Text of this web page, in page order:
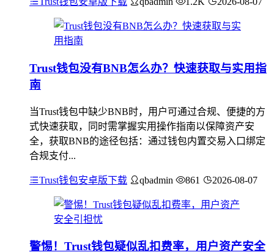
Trust钱包没有BNB怎么办？快速获取与实用指
南
当Trust钱包中缺少BNB时，用户可通过合规、便捷的方
式快速获取，同时需掌握实用操作指南以保障资产安
全，获取BNB的途径包括：通过钱包内置交易入口绑定
合规支付...
Trust钱包安卓版下载 qbadmin 861 2026-08-07
警惕！Trust钱包疑似乱扣费率，用户资产安全